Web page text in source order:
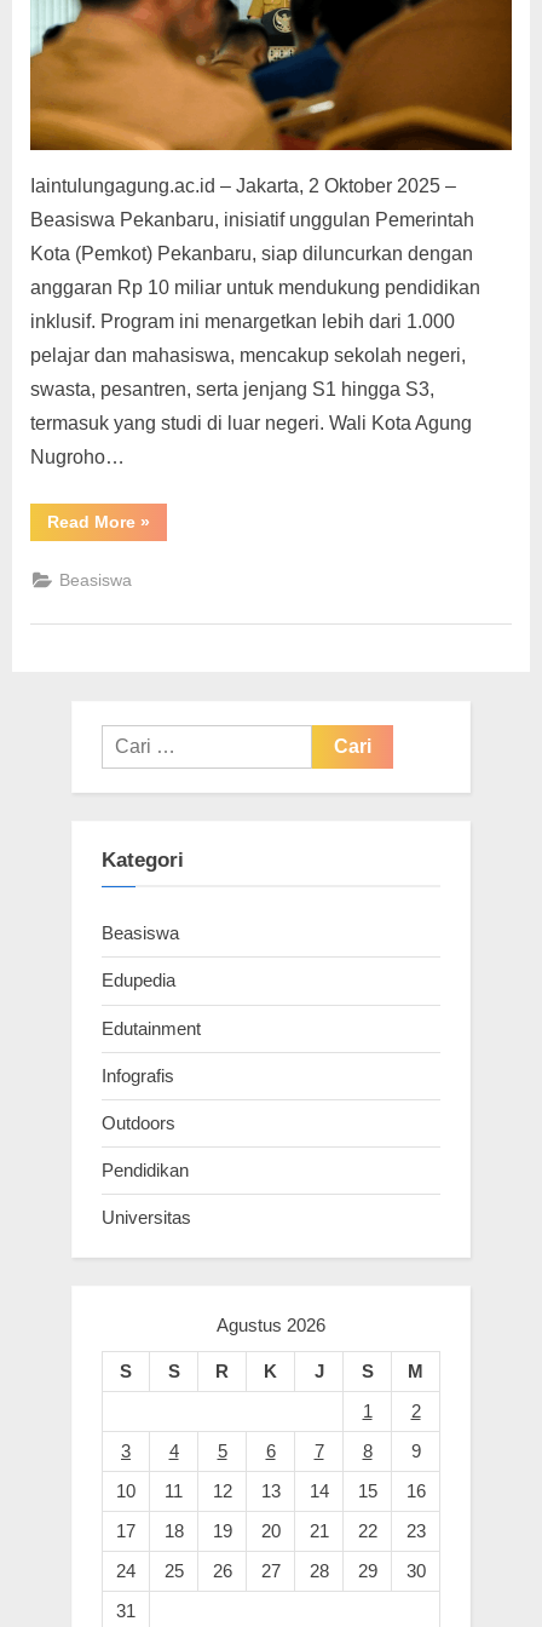
Iaintulungagung.ac.id – Jakarta, 2 Oktober 2025 –
Beasiswa Pekanbaru, inisiatif unggulan Pemerintah
Kota (Pemkot) Pekanbaru, siap diluncurkan dengan
anggaran Rp 10 miliar untuk mendukung pendidikan
inklusif. Program ini menargetkan lebih dari 1.000
pelajar dan mahasiswa, mencakup sekolah negeri,
swasta, pesantren, serta jenjang S1 hingga S3,
termasuk yang studi di luar negeri. Wali Kota Agung
Nugroho…
Read More“Beasiswa
Pekanbaru:
untuk
»
Beasiswa
Cari
untuk:
Kategori
Beasiswa
Edupedia
Edutainment
Infografis
Outdoors
Pendidikan
Universitas
Agustus 2026
S S R K J S
M
1
2
3
4 5 6 7 8
9
10
11 12 13 14 15
16
17
18 19 20 21 22
23
24
25 26 27 28 29
30
31